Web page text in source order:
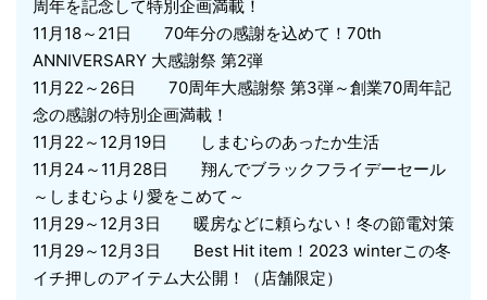
周年を記念して特別企画満載！
11月18～21日 70年分の感謝を込めて！70th
ANNIVERSARY 大感謝祭 第2弾
11月22～26日 70周年大感謝祭 第3弾～創業70周年記
念の感謝の特別企画満載！
11月22～12月19日 しまむらのあったか生活
11月24～11月28日 翔んでブラックフライデーセール
～しまむらより愛をこめて～
11月29～12月3日 暖房などに頼らない！冬の節電対策
11月29～12月3日 Best Hit item！2023 winterこの冬
イチ押しのアイテム大公開！（店舗限定）